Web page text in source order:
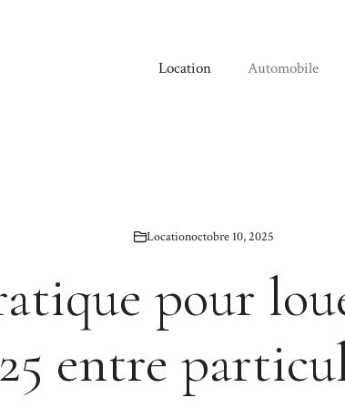
Location Automobile
Locationoctobre 10, 2025
pour
entre